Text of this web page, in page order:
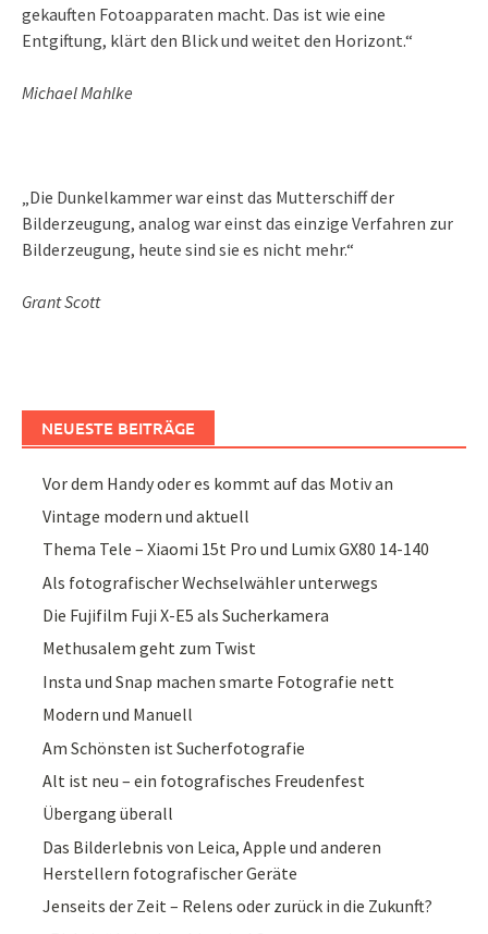
gekauften Fotoapparaten macht. Das ist wie eine
Entgiftung, klärt den Blick und weitet den Horizont.“
Michael Mahlke
„Die Dunkelkammer war einst das Mutterschiff der
Bilderzeugung, analog war einst das einzige Verfahren zur
Bilderzeugung, heute sind sie es nicht mehr.“
Grant Scott
NEUESTE BEITRÄGE
Vor dem Handy oder es kommt auf das Motiv an
Vintage modern und aktuell
Thema Tele – Xiaomi 15t Pro und Lumix GX80 14-140
Als fotografischer Wechselwähler unterwegs
Die Fujifilm Fuji X-E5 als Sucherkamera
Methusalem geht zum Twist
Insta und Snap machen smarte Fotografie nett
Modern und Manuell
Am Schönsten ist Sucherfotografie
Alt ist neu – ein fotografisches Freudenfest
Übergang überall
Das Bilderlebnis von Leica, Apple und anderen
Herstellern fotografischer Geräte
Jenseits der Zeit – Relens oder zurück in die Zukunft?